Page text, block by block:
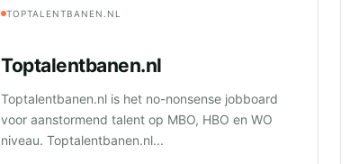
TOPTALENTBANEN.NL
Toptalentbanen.nl
Toptalentbanen.nl is het no-nonsense jobboard
voor aanstormend talent op MBO, HBO en WO
niveau. Toptalentbanen.nl...